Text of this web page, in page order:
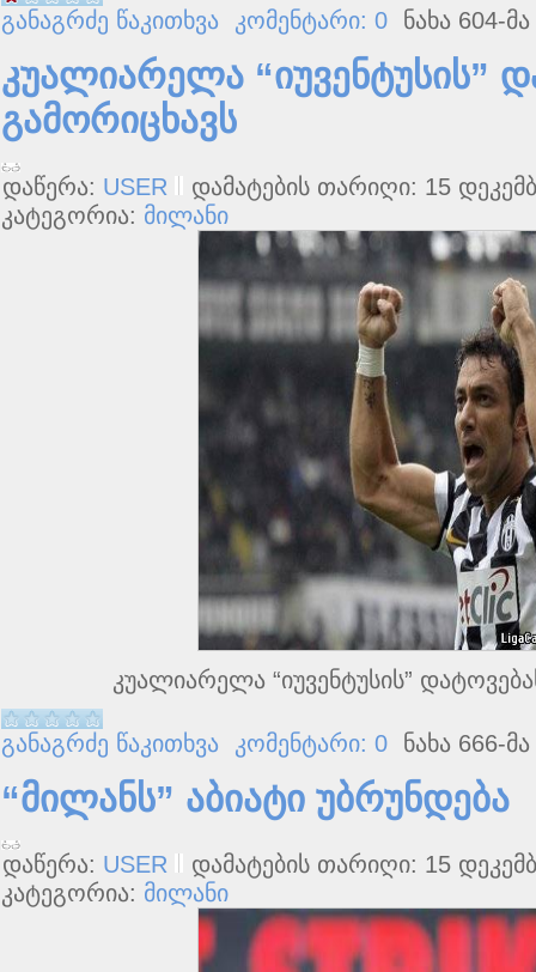
განაგრძე წაკითხვა კომენტარი: 0 ნახა 604-
კუალიარელა “იუვენტუსის”
გამორიცხავს
დაწერა: USER
დამატების თარიღი: 15
კატეგორია: მილანი
კუალიარელა “იუვენტუსის”
განაგრძე წაკითხვა კომენტარი: 0 ნახა 666-
“მილანს” აბიატი უბრუნდება
დაწერა: USER
დამატების თარიღი: 15
კატეგორია: მილანი